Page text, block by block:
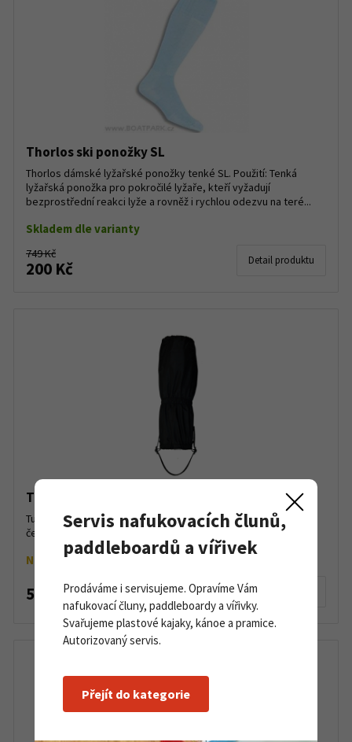
Thorlos ski ponožky SL
Thorlos dámské lyžařské ponožky tenké SL. Použití: Tenká
lyžařská ponožka pro pokročilé lyžaře, kteří vyžadují
bezprostřední reakci lyže a rovněž i rychlou odezvu na teré...
Skladem dle varianty
749 Kč
200 Kč Detail produktu
Turistické návleky se suchým zipem
Turistické návleky se suchým zipem na boty na běžky. Barva:
černá Velikost: UNI...
Na objednávku
525 Kč Detail produktu
Servis nafukovacích člunů,
paddleboardů a vířivek
Prodáváme i servisujeme. Opravíme Vám
nafukovací čluny, paddleboardy a vířivky.
Svařujeme plastové kajaky, kánoe a pramice.
Autorizovaný servis.
Přejít do kategorie